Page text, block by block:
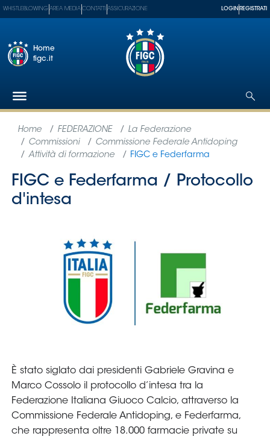
Federazione
Nazionali
Tecnici
SGS
Shop
I
partner
delle
nazionali
WHISTLEBLOWING AREA MEDIA CONTATTI ASSICURAZIONE LOGIN REGISTRATI
Home
figc.it